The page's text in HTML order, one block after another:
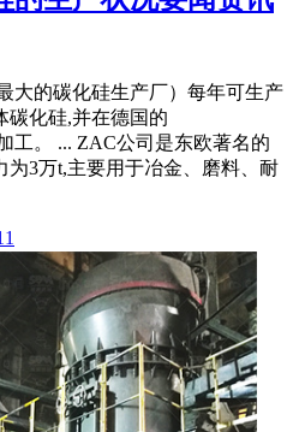
大的碳化硅生产厂）每年可生产
碳化硅,并在德国的
工。 ... ZAC公司是东欧著名的
为3万t,主要用于冶金、磨料、耐